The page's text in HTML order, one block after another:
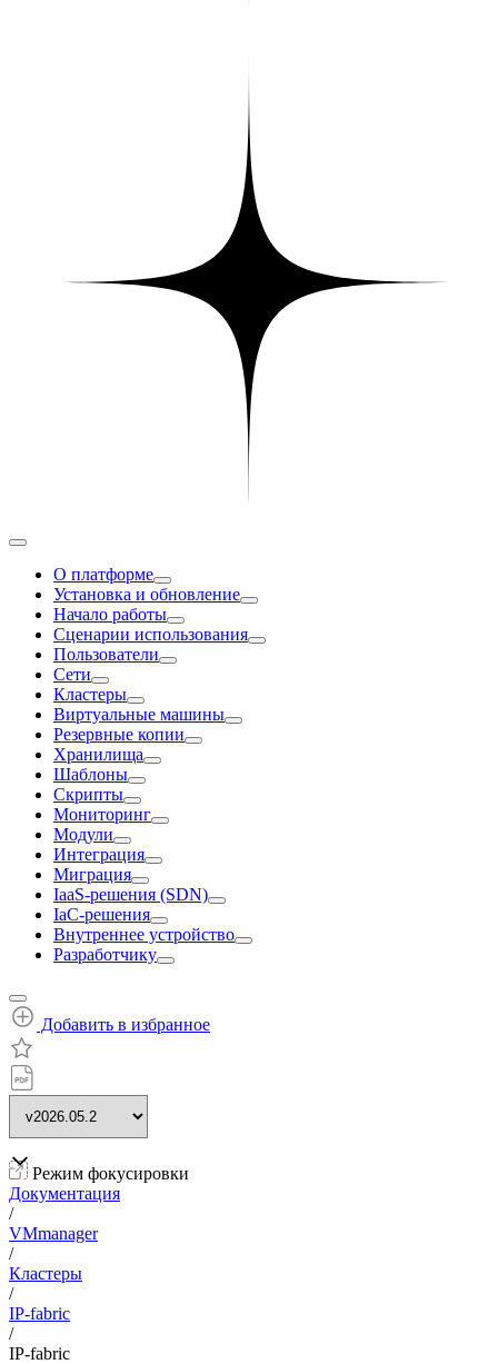
О платформе
Установка и обновление
Начало работы
Сценарии использования
Пользователи
Сети
Кластеры
Виртуальные машины
Резервные копии
Хранилища
Шаблоны
Скрипты
Мониторинг
Модули
Интеграция
Миграция
IaaS-решения (SDN)
IaC-решения
Внутреннее устройство
Разработчику
Добавить в избранное
Режим фокусировки
Документация
/
VMmanager
/
Кластеры
/
IP-fabric
/
IP-fabric